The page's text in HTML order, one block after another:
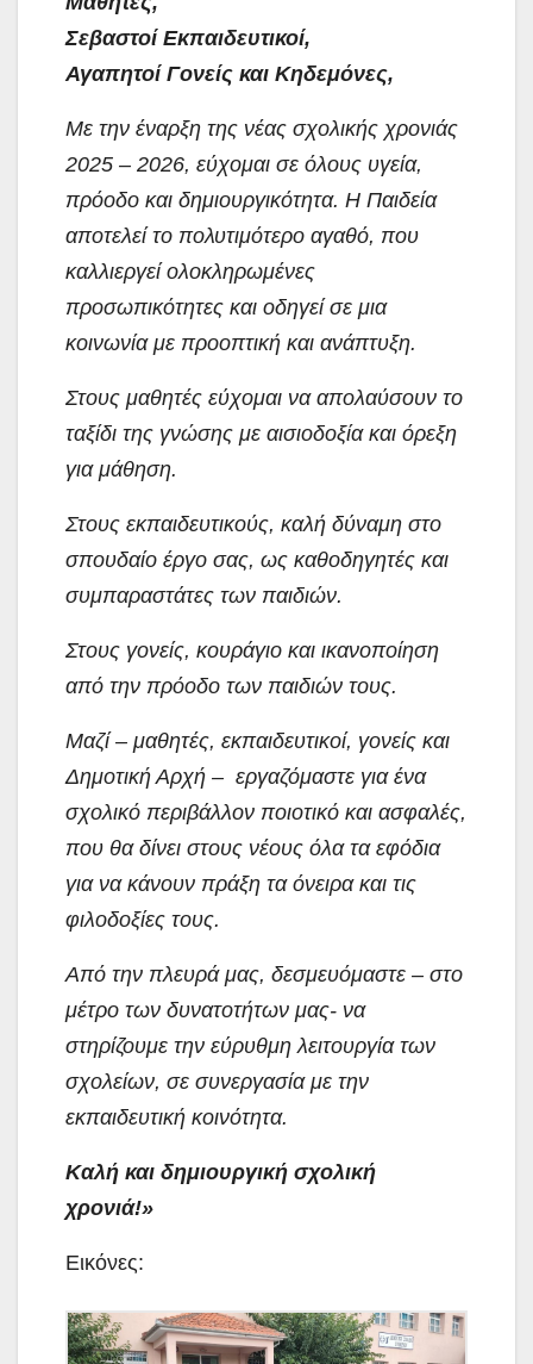
Σεβαστοί Εκπαιδευτικοί,
Αγαπητοί Γονείς και Κηδεμόνες,
Με την έναρξη της νέας σχολικής χρονιάς
2025 – 2026, εύχομαι σε όλους υγεία,
πρόοδο και δημιουργικότητα. Η Παιδεία
αποτελεί το πολυτιμότερο αγαθό, που
καλλιεργεί ολοκληρωμένες
προσωπικότητες και οδηγεί σε μια
κοινωνία με προοπτική και ανάπτυξη.
Στους μαθητές εύχομαι να απολαύσουν το
ταξίδι της γνώσης με αισιοδοξία και όρεξη
για μάθηση.
Στους εκπαιδευτικούς, καλή δύναμη στο
σπουδαίο έργο σας, ως καθοδηγητές και
συμπαραστάτες των παιδιών.
Στους γονείς, κουράγιο και ικανοποίηση
από την πρόοδο των παιδιών τους.
Μαζί – μαθητές, εκπαιδευτικοί, γονείς και
Δημοτική Αρχή – εργαζόμαστε για ένα
σχολικό περιβάλλον ποιοτικό και ασφαλές,
που θα δίνει στους νέους όλα τα εφόδια
για να κάνουν πράξη τα όνειρα και τις
φιλοδοξίες τους.
Από την πλευρά μας, δεσμευόμαστε – στο
μέτρο των δυνατοτήτων μας- να
στηρίζουμε την εύρυθμη λειτουργία των
σχολείων, σε συνεργασία με την
εκπαιδευτική κοινότητα.
Καλή και δημιουργική σχολική
χρονιά!»
Εικόνες: